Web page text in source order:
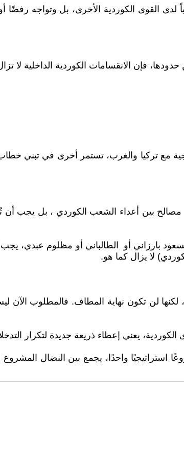
لدى القوى الكوردية الأخرى، بل وتواجه
فإن الانقسامات الكوردية الداخلية لا
مع تركيا والغرب، تستمر أخرى في تبني
مصالح بين أعداء الشعب الكوردي ، بل يجب
بارزاني أو الطالباني أو مظلوم عبدي،
لا يزال كما هو.
لن تكون نهاية المطاف. فالمطلوب الآن
يعني إعطاء ذريعة جديدة لتكرار
واحدًا، يجمع بين النضال المشروع